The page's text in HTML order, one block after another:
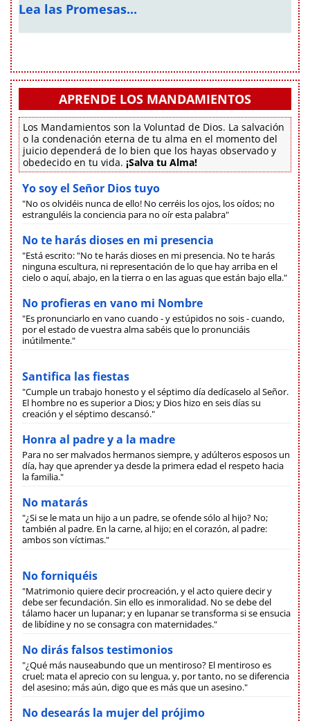
Lea las Promesas...
APRENDE LOS MANDAMIENTOS
Los Mandamientos son la Voluntad de Dios. La salvación
o la condenación eterna de tu alma en el momento del
juicio dependerá de lo bien que los hayas observado y
obedecido en tu vida. ¡Salva tu Alma!
Yo soy el Señor Dios tuyo
"No os olvidéis nunca de ello! No cerréis los ojos, los oídos; no
estranguléis la conciencia para no oír esta palabra"
No te harás dioses en mi presencia
"Está escrito: "No te harás dioses en mi presencia. No te harás
ninguna escultura, ni representación de lo que hay arriba en el
cielo o aquí, abajo, en la tierra o en las aguas que están bajo ella."
No profieras en vano mi Nombre
"Es pronunciarlo en vano cuando - y estúpidos no sois - cuando,
por el estado de vuestra alma sabéis que lo pronunciáis
inútilmente."
Santifica las fiestas
"Cumple un trabajo honesto y el séptimo día dedícaselo al Señor.
El hombre no es superior a Dios; y Dios hizo en seis días su
creación y el séptimo descansó."
Honra al padre y a la madre
Para no ser malvados hermanos siempre, y adúlteros esposos un
día, hay que aprender ya desde la primera edad el respeto hacia
la familia."
No matarás
"¿Si se le mata un hijo a un padre, se ofende sólo al hijo? No;
también al padre. En la carne, al hijo; en el corazón, al padre:
ambos son víctimas."
No forniquéis
"Matrimonio quiere decir procreación, y el acto quiere decir y
debe ser fecundación. Sin ello es inmoralidad. No se debe del
tálamo hacer un lupanar; y en lupanar se transforma si se ensucia
de libídine y no se consagra con maternidades."
No dirás falsos testimonios
"¿Qué más nauseabundo que un mentiroso? El mentiroso es
cruel; mata el aprecio con su lengua, y, por tanto, no se diferencia
del asesino; más aún, digo que es más que un asesino."
No desearás la mujer del prójimo